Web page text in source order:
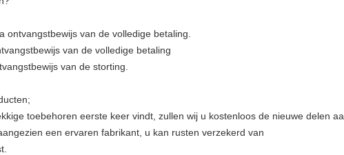
ontvangstbewijs van de volledige betaling.
van de volledige betaling
van de storting.
toebehoren eerste keer vindt, zullen wij u kostenloos de nieuwe delen
een ervaren fabrikant, u kan rusten verzekerd van